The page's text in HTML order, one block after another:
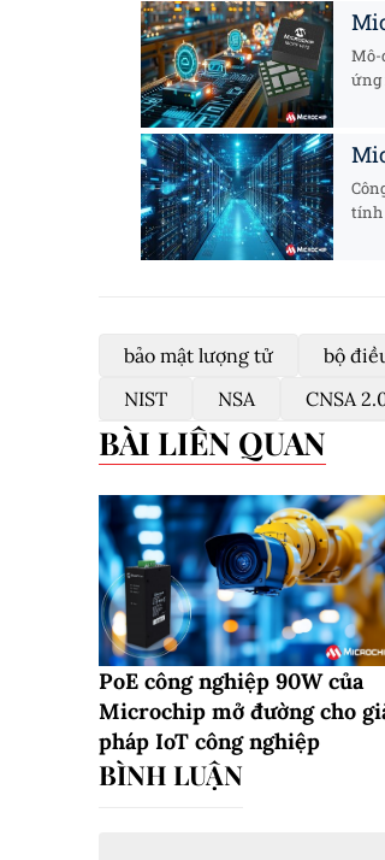
Mô-
ứng
tính
bảo mật lượng tử bộ
NIST
NSA CNSA
BÀI LIÊN QUAN
PoE công nghiệp 90W của
Microchip mở đường cho
pháp IoT công nghiệp